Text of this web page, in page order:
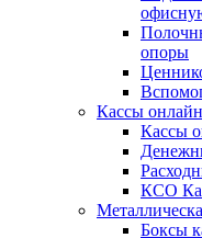
опоры
Кассы
Кассы
КСО
Боксы